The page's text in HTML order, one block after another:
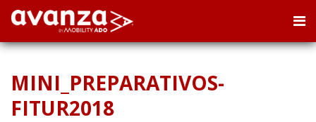
MINI_PREPARATIVOS-
FITUR2018